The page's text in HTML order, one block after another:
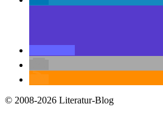
© 2008-2026 Literatur-Blog